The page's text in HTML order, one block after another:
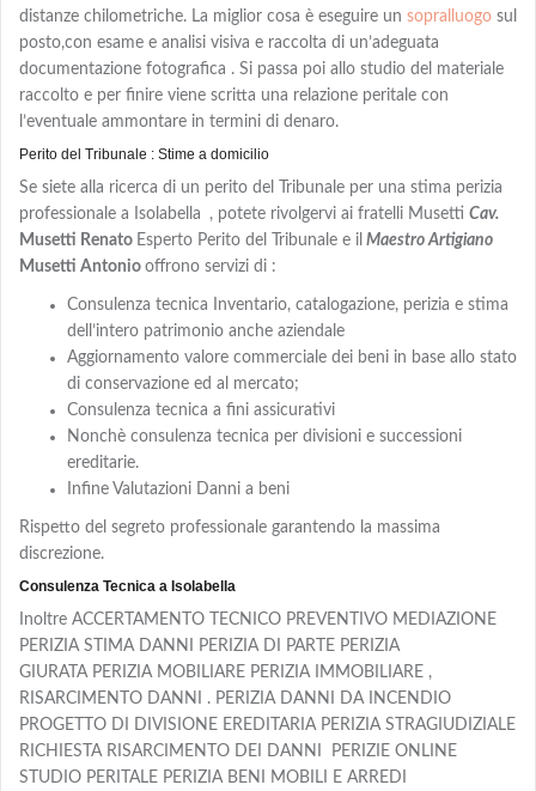
distanze chilometriche. La miglior cosa è eseguire un sopralluogo sul
posto,con esame e analisi visiva e raccolta di un’adeguata
documentazione fotografica . Si passa poi allo studio del materiale
raccolto e per finire viene scritta una relazione peritale con
l’eventuale ammontare in termini di denaro.
Perito del Tribunale : Stime a domicilio
Se siete alla ricerca di un perito del Tribunale per una stima perizia
professionale a Isolabella
, potete rivolgervi ai fratelli Musetti Cav.
Musetti Renato Esperto Perito del Tribunale e il Maestro Artigiano
Musetti Antonio offrono servizi di :
Consulenza tecnica Inventario, catalogazione, perizia e stima
dell’intero patrimonio anche aziendale
Aggiornamento valore commerciale dei beni in base allo stato
di conservazione ed al mercato;
Consulenza tecnica a fini assicurativi
Nonchè consulenza tecnica per divisioni e successioni
ereditarie.
Infine Valutazioni Danni a beni
Rispetto del segreto professionale garantendo la massima
discrezione.
Consulenza Tecnica a Isolabella
Inoltre ACCERTAMENTO TECNICO PREVENTIVO MEDIAZIONE
PERIZIA STIMA DANNI PERIZIA DI PARTE PERIZIA
GIURATA PERIZIA MOBILIARE PERIZIA IMMOBILIARE ,
RISARCIMENTO DANNI . PERIZIA DANNI DA INCENDIO
PROGETTO DI DIVISIONE EREDITARIA PERIZIA STRAGIUDIZIALE
RICHIESTA RISARCIMENTO DEI DANNI PERIZIE ONLINE
STUDIO PERITALE PERIZIA BENI MOBILI E ARREDI